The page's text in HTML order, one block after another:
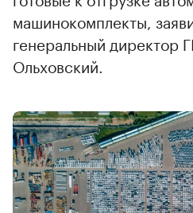
машинокомплекты,
генеральный директор
Ольховский.